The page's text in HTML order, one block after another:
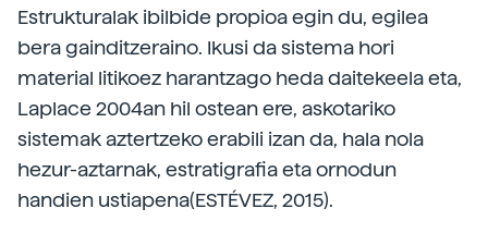
Estrukturalak ibilbide propioa egin du, egilea
bera gainditzeraino. Ikusi da sistema hori
material litikoez harantzago heda daitekeela eta,
Laplace 2004an hil ostean ere, askotariko
sistemak aztertzeko erabili izan da, hala nola
hezur-aztarnak, estratigrafia eta ornodun
handien ustiapena(ESTÉVEZ, 2015).